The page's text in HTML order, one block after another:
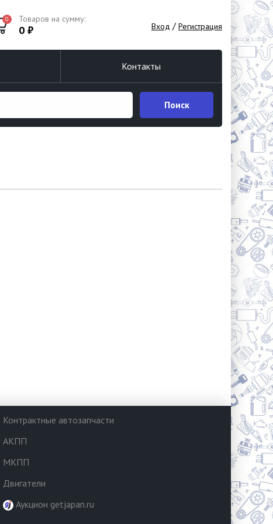
0 Товаров на сумму:
0 ₽ Вход / Регистрация
Контакты
Поиск
Контрактные автозапчасти
АКПП
МКПП
Двигатели
Аукцион getjapan.ru